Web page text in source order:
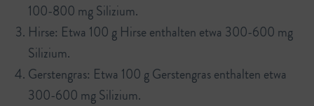
100-800 mg Silizium.
Hirse: Etwa 100 g Hirse enthalten etwa 300-600 mg
Silizium.
Gerstengras: Etwa 100 g Gerstengras enthalten etwa
300-600 mg Silizium.